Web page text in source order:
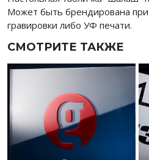
Может быть брендирована
гравировки либо УФ печати.
СМОТРИТЕ ТАКЖЕ